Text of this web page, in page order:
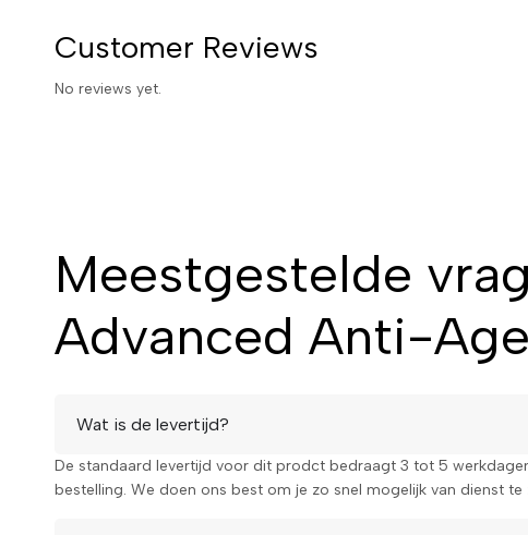
Customer Reviews
No reviews yet.
Meestgestelde
Advanced Anti-
Wat is de levertijd?
De standaard levertijd voor dit prodct bedraagt 3 tot 5
bestelling. We doen ons best om je zo snel mogelijk van dienst te